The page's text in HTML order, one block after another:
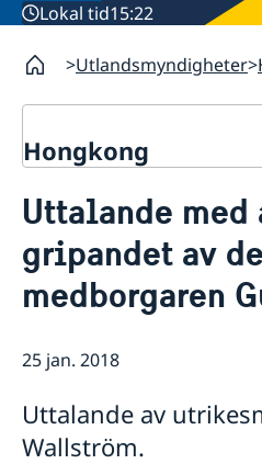
Lokal tid15:22
Utlandsmyndigheter
Hongkong
Netikett för konton i sociala
Så stöttar vi svenska
Vi är en resurs för svenska
Team Sweden
Så kan du få stöd
Anmäl handelshinder
Service till svenskar vid
generalkonsulatet
Rösta i Hongkong
Provisoriskt pass
Checklista: Ansökan om
år)
Checklista: Ansökan om
Samordningsnummer
Förnyande av svenskt körkort
Avgifter
Rösta i Hongkong
Justering av
Viktig information
samordningsnummer eller
utanför Sverige som ska
Kontakt/Öppettider
Uttalande
gripandet av
medborgaren
25 jan. 2018
Uttalande av
Wallström.